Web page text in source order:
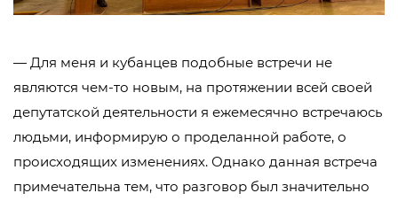
— Для меня и кубанцев подобные встречи не
являются чем-то новым, на протяжении всей своей
депутатской деятельности я ежемесячно встречаюсь
людьми, информирую о проделанной работе, о
происходящих изменениях. Однако данная встреча
примечательна тем, что разговор был значительно